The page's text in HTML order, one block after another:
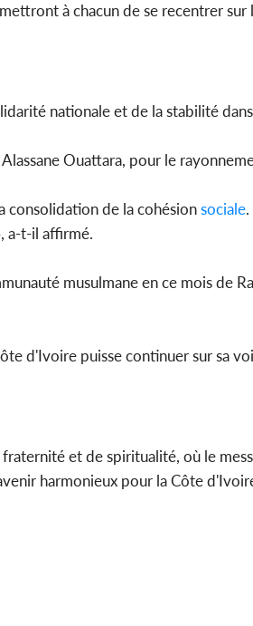
à chacun de se recentrer sur
nationale et de la stabilité
Ouattara, pour le
consolidation de la cohésionsociale
a-t-il affirmé.
musulmane en ce mois de
d'Ivoire puisse continuer sur sa
et de spiritualité, où le
harmonieux pour la Côte